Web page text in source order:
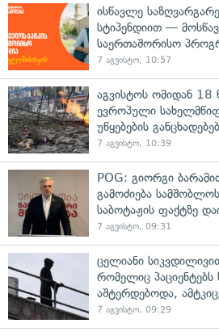
ისწავლე
სტიპენდიით —
საერთაშორისო
7 აგვისტო, 10:57
აგვისტოს ომიდან
ევროპული
უწყებების
7 აგვისტო, 10:39
POG: გიორგი
გამოძიება
საბოტაჟის ფაქტზე
7 აგვისტო, 09:31
ცელიანი
რომელიც პაციენტებს
აშტერდებოდა,
7 აგვისტო, 09:29